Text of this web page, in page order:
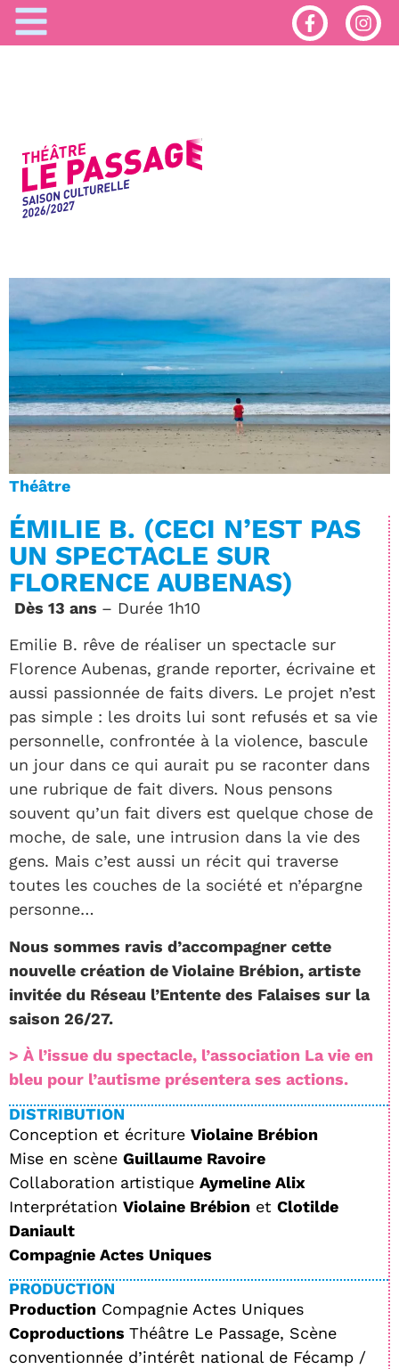
Théâtre
ÉMILIE B. (CECI N’EST PAS
UN SPECTACLE SUR
FLORENCE AUBENAS)
Dès 13 ans – Durée 1h10
Emilie B. rêve de réaliser un spectacle sur
Florence Aubenas, grande reporter, écrivaine et
aussi passionnée de faits divers. Le projet n’est
pas simple : les droits lui sont refusés et sa vie
personnelle, confrontée à la violence, bascule
un jour dans ce qui aurait pu se raconter dans
une rubrique de fait divers. Nous pensons
souvent qu’un fait divers est quelque chose de
moche, de sale, une intrusion dans la vie des
gens. Mais c’est aussi un récit qui traverse
toutes les couches de la société et n’épargne
personne…
Nous sommes ravis d’accompagner cette
nouvelle création de Violaine Brébion, artiste
invitée du Réseau l’Entente des Falaises sur la
saison 26/27.
> À l’issue du spectacle, l’association La vie en
bleu pour l’autisme présentera ses actions.
DISTRIBUTION
Conception et écriture Violaine Brébion
Mise en scène Guillaume Ravoire
Collaboration artistique Aymeline Alix
Interprétation Violaine Brébion et Clotilde
Daniault
Compagnie Actes Uniques
PRODUCTION
Production Compagnie Actes Uniques
Coproductions Théâtre Le Passage, Scène
conventionnée d’intérêt national de Fécamp /